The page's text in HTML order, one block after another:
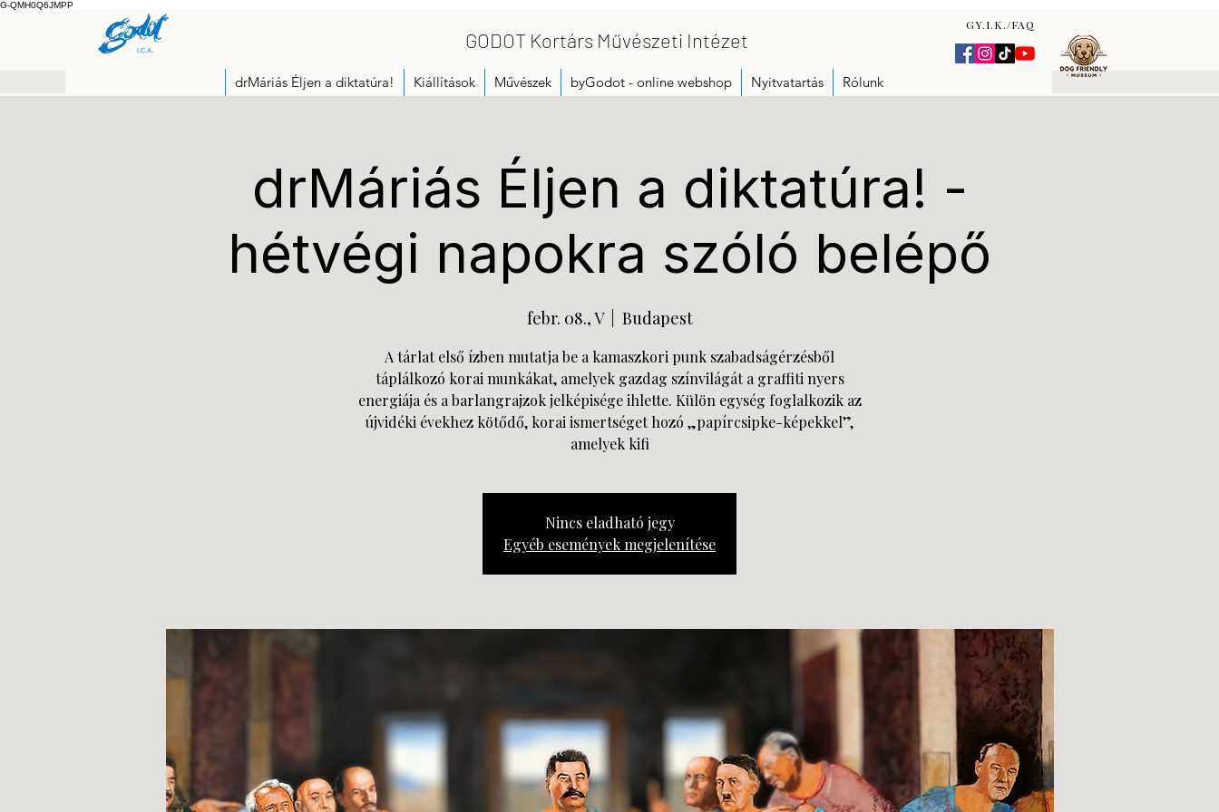
G-QMH0Q6JMPP
GODOT Kortárs Művészeti Intézet
GY.I.K./FAQ
drMáriás Éljen a diktatúra! Kiállítások Művészek byGodot - online webshop Nyitvatartás Rólunk
drMáriás Éljen a diktatúra! -
hétvégi napokra szóló belépő
febr. 08., V
  |
Budapest
A tárlat első ízben mutatja be a kamaszkori punk szabadságérzésből
táplálkozó korai munkákat, amelyek gazdag színvilágát a graffiti nyers
energiája és a barlangrajzok jelképisége ihlette. Külön egység foglalkozik az
újvidéki évekhez kötődő, korai ismertséget hozó „papírcsipke-képekkel”,
amelyek kifi
Nincs eladható jegy
Egyéb események megjelenítése